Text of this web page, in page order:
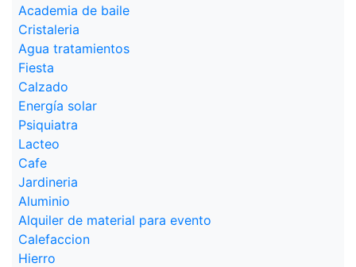
Academia de baile
Cristaleria
Agua tratamientos
Fiesta
Calzado
Energía solar
Psiquiatra
Lacteo
Cafe
Jardineria
Aluminio
Alquiler de material para evento
Calefaccion
Hierro